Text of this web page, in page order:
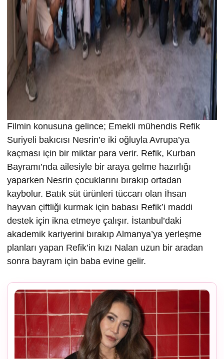
Filmin konusuna gelince; Emekli mühendis Refik
Suriyeli bakıcısı Nesrin’e iki oğluyla Avrupa’ya
kaçması için bir miktar para verir. Refik, Kurban
Bayramı’nda ailesiyle bir araya gelme hazırlığı
yaparken Nesrin çocuklarını bırakıp ortadan
kaybolur. Batık süt ürünleri tüccarı olan İhsan
hayvan çiftliği kurmak için babası Refik’i maddi
destek için ikna etmeye çalışır. İstanbul’daki
akademik kariyerini bırakıp Almanya’ya yerleşme
planları yapan Refik’in kızı Nalan uzun bir aradan
sonra bayram için baba evine gelir.